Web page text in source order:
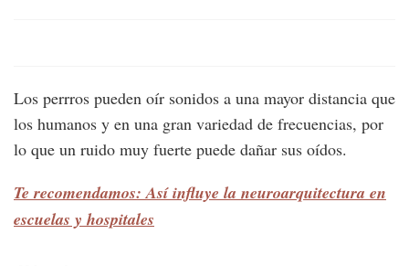
Los perrros pueden oír sonidos a una mayor distancia que
los humanos y en una gran variedad de frecuencias, por
lo que un ruido muy fuerte puede dañar sus oídos.
Te recomendamos: Así influye la neuroarquitectura en
escuelas y hospitales